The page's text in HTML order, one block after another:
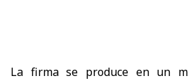
La firma se produce en un